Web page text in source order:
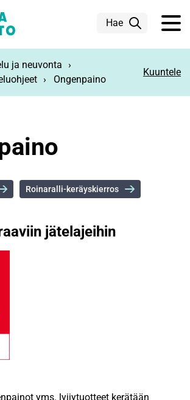
Hae
ja neuvonta
Ongenpaino
Kuuntele
Roinaralli-keräyskierros
jätelajeihin
yms. lyijytuotteet kerätään